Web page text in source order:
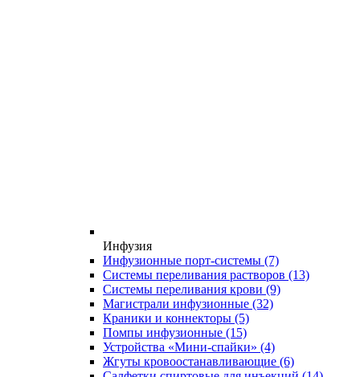
Инфузия
Инфузионные порт-системы (7)
Системы переливания растворов (13)
Системы переливания крови (9)
Магистрали инфузионные (32)
Краники и коннекторы (5)
Помпы инфузионные (15)
Устройства «Мини-спайки» (4)
Жгуты кровоостанавливающие (6)